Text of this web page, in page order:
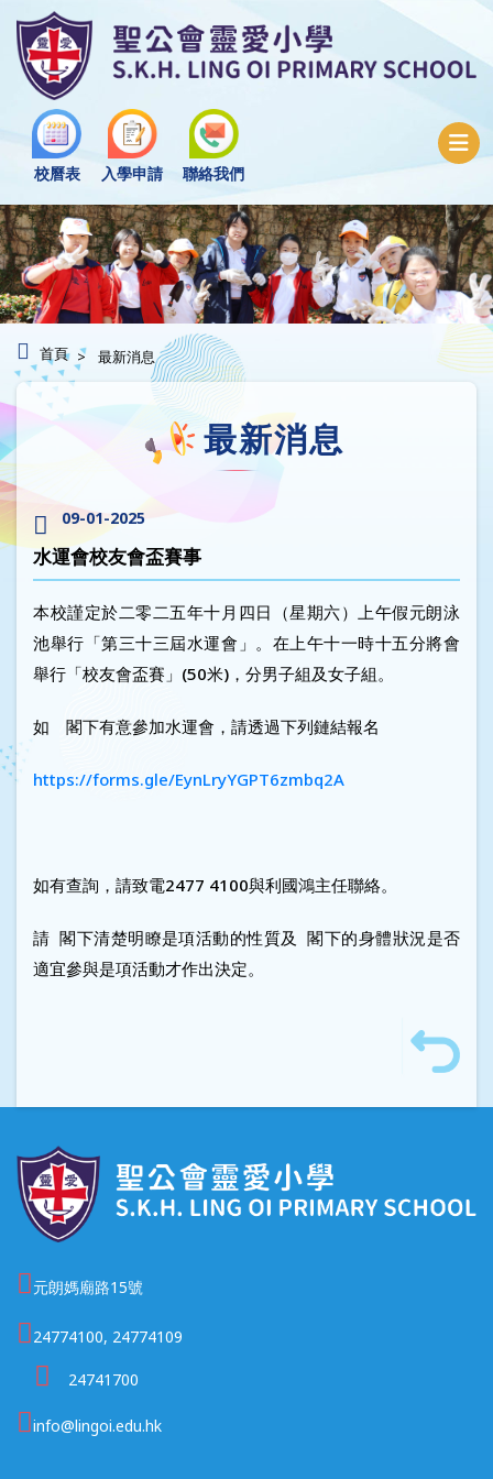
校曆表 入學申請 聯絡我們
首頁 最新消息
最新消息
09-01-2025
水運會校友會盃賽事
本校謹定於二零二五年十月四日（星期六）上午假元朗泳
池舉行「第三十三屆水運會」。在上午十一時十五分將會
舉行「校友會盃賽」(50米)，分男子組及女子組。
如 閣下有意參加水運會，請透過下列鏈結報名
https://forms.gle/EynLryYGPT6zmbq2A
如有查詢，請致電2477 4100與利國鴻主任聯絡。
請 閣下清楚明瞭是項活動的性質及 閣下的身體狀況是否
適宜參與是項活動才作出決定。
元朗媽廟路15號
24774100, 24774109
24741700
info@lingoi.edu.hk